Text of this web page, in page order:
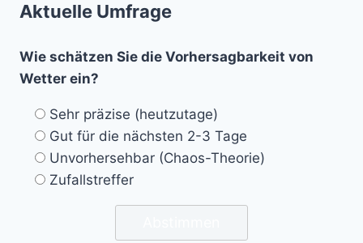
Aktuelle Umfrage
Wie schätzen Sie die Vorhersagbarkeit von
Wetter ein?
Sehr präzise (heutzutage)
Gut für die nächsten 2-3 Tage
Unvorhersehbar (Chaos-Theorie)
Zufallstreffer